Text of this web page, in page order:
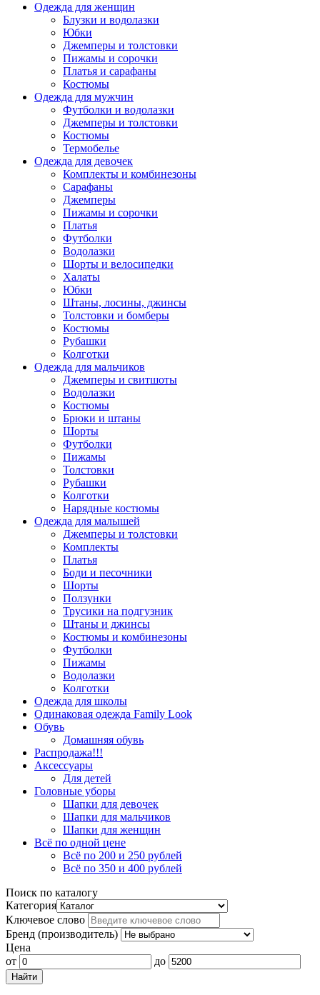
Одежда для женщин
Блузки и водолазки
Юбки
Джемперы и толстовки
Пижамы и сорочки
Платья и сарафаны
Костюмы
Одежда для мужчин
Футболки и водолазки
Джемперы и толстовки
Костюмы
Термобелье
Одежда для девочек
Комплекты и комбинезоны
Сарафаны
Джемперы
Пижамы и сорочки
Платья
Футболки
Водолазки
Шорты и велосипедки
Халаты
Юбки
Штаны, лосины, джинсы
Толстовки и бомберы
Костюмы
Рубашки
Колготки
Одежда для мальчиков
Джемперы и свитшоты
Водолазки
Костюмы
Брюки и штаны
Шорты
Футболки
Пижамы
Толстовки
Рубашки
Колготки
Нарядные костюмы
Одежда для малышей
Джемперы и толстовки
Комплекты
Платья
Боди и песочники
Шорты
Ползунки
Трусики на подгузник
Штаны и джинсы
Костюмы и комбинезоны
Футболки
Пижамы
Водолазки
Колготки
Одежда для школы
Одинаковая одежда Family Look
Обувь
Домашняя обувь
Распродажа!!!
Аксессуары
Для детей
Головные уборы
Шапки для девочек
Шапки для мальчиков
Шапки для женщин
Всё по одной цене
Всё по 200 и 250 рублей
Всё по 350 и 400 рублей
Поиск по каталогу
Категория
Ключевое слово
Бренд (производитель)
Цена
от
до